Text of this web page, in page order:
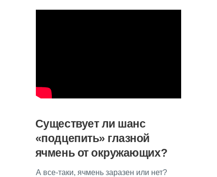
Существует ли шанс
«подцепить» глазной
ячмень от окружающих?
А все-таки, ячмень заразен или нет?